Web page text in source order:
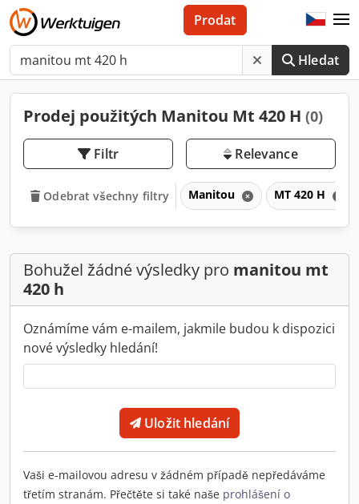
Hledat
Prodat
Prodej použitých Manitou Mt 420 H (0)
Filtr Relevance
Odebrat všechny filtry Manitou MT 420 H
Bohužel žádné výsledky pro manitou mt
420 h
Oznámíme vám e-mailem, jakmile budou k dispozici
nové výsledky hledání!
Uložit hledání
Vaši e-mailovou adresu v žádném případě nepředáváme
třetím stranám. Přečtěte si také naše prohlášení o